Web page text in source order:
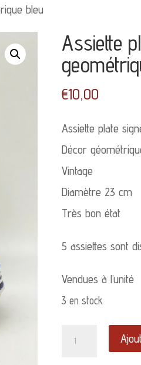
bleu
Assiette
€10,00
Assiette plate
Décor
Vintage
Diamètre 23 cm
Très bon état
5 assiettes sont
Vendues à l’unité
3 en stock
quantité